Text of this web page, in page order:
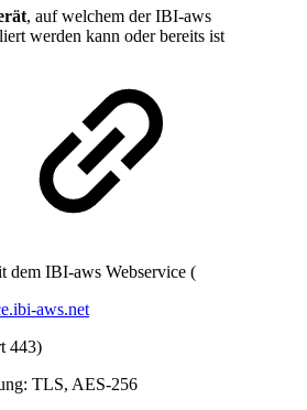
, auf welchem der IBI-aws
werden kann oder bereits ist
dem IBI-aws Webservice (
aws.net
443)
TLS, AES-256